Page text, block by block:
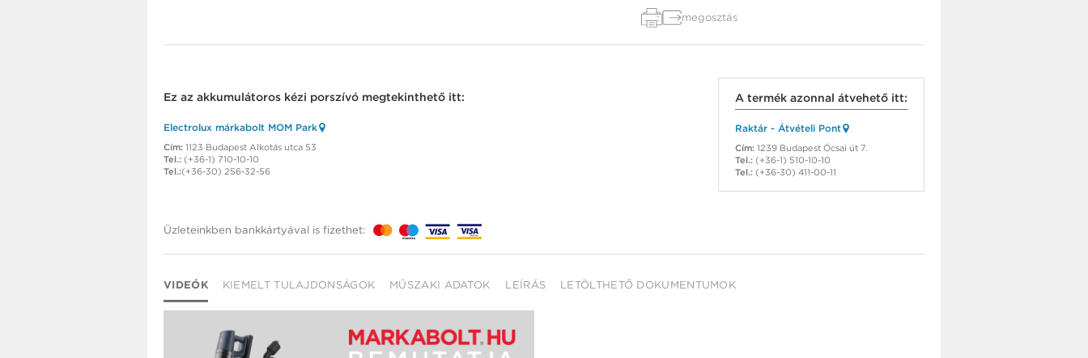
megosztás
Ez az akkumulátoros kézi porszívó megtekinthető itt:
Electrolux márkabolt MOM Park
Cím: 1123 Budapest Alkotás utca 53
Tel.: (+36-1) 710-10-10
Tel.:(+36-30) 256-32-56
A termék azonnal átvehető itt:
Raktár - Átvételi Pont
Cím: 1239 Budapest Ócsai út 7.
Tel.: (+36-1) 510-10-10
Tel.: (+36-30) 411-00-11
Üzleteinkben bankkártyával is fizethet:
VIDEÓK KIEMELT TULAJDONSÁGOK MŰSZAKI ADATOK LEÍRÁS LETÖLTHETŐ DOKUMENTUMOK